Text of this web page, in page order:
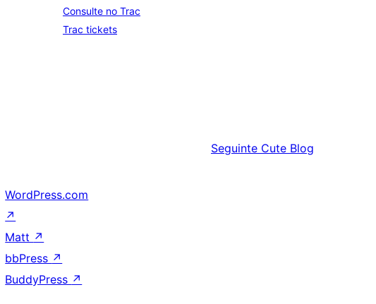
Consulte no Trac
Trac tickets
Seguinte Cute Blog
WordPress.com
↗
Matt ↗
bbPress ↗
BuddyPress ↗